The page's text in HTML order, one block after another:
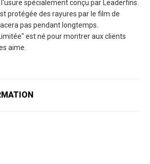
spécialement conçu par Leaderfins.
protégée des rayures par le film de
pas pendant longtemps.
est né pour montrer aux clients
aime.